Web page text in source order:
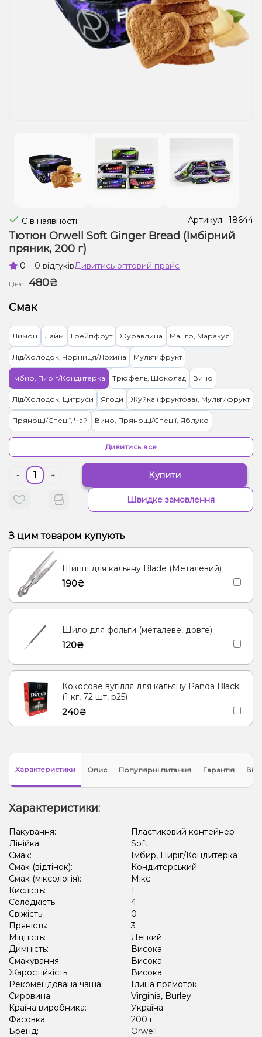
Рідини для електронних сигарет
Подарункові набори
Є в наявності Артикул: 18644
Тютюн Orwell Soft Ginger Bread (Імбірний
пряник, 200 г)
0 0 відгуківДивитись оптовий прайс
Ціна:
480₴
Смак
Лимон Лайм Грейпфрут Журавлина Манго, Маракуя
Лід/Холодок, Чорниця/Лохина Мультифрукт
Імбир, Пиріг/Кондитерка Трюфель, Шоколад Вино
Лід/Холодок, Цитруси Ягоди Жуйка (фруктова), Мультифрукт
Прянощі/Спеції, Чай Вино, Прянощі/Спеції, Яблуко
Мультифрукт, Ягоди Банан, Ягоди Персик, Чай Малина
Ананас Вишня/Черешня, Гранат
Вершки/Крем, Ягоди Желейки Прянощі/Спеції, Яблуко
Кавун Диня Пітайя/Драконовий фрукт
Дивитись все
- + Купити
Швидке замовлення
З цим товаром купують
Щипці для кальяну Blade (Металевий)
190₴
Шило для фольги (металеве, довге)
120₴
Кокосове вугілля для кальяну Panda Black
(1 кг, 72 шт, р25)
240₴
Характеристики Опис Популярні питання Гарантія
Характеристики:
Пакування:
Пластиковий контейнер
Лінійка:
Soft
Смак:
Імбир, Пиріг/Кондитерка
Смак (відтінок):
Кондитерський
Смак (міксологія):
Мікс
Кислість:
1
Солодкість:
4
Свіжість:
0
Пряність:
3
Міцність:
Легкий
Димність:
Висока
Смакування:
Висока
Жаростійкість:
Висока
Рекомендована чаша:
Глина прямоток
Сировина:
Virginia, Burley
Країна виробника:
Україна
Фасовка:
200 г
Бренд:
Orwell